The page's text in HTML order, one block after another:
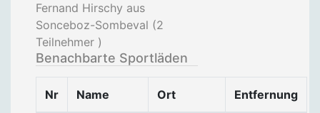
Fernand Hirschy aus
Sonceboz-Sombeval (2
Teilnehmer )
Benachbarte Sportläden
Nr Name Ort Entfernung